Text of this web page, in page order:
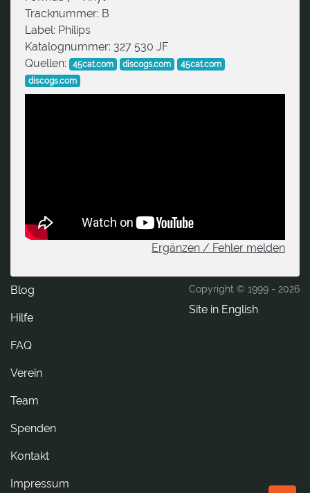
Tracknummer: B
Label: Philips
Katalognummer: 327 530 JF
Quellen:
45cat.com discogs.com
45cat.com
discogs.com
Ergänzen / Fehler melden
Copyright © 1999 - 2026
Site in English
Blog
Hilfe
FAQ
Verein
Team
Spenden
tkatnoK
Impressum